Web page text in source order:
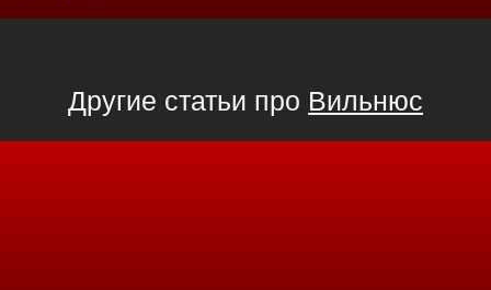
Другие статьи про Вильнюс